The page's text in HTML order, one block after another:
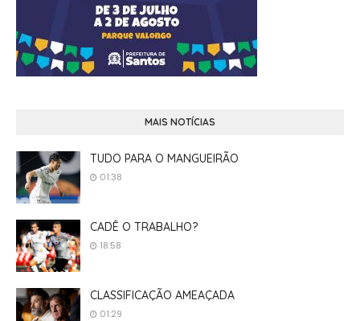
MAIS NOTÍCIAS
TUDO PARA O MANGUEIRÃO
01:38
CADÊ O TRABALHO?
18:58
CLASSIFICAÇÃO AMEAÇADA
01:29